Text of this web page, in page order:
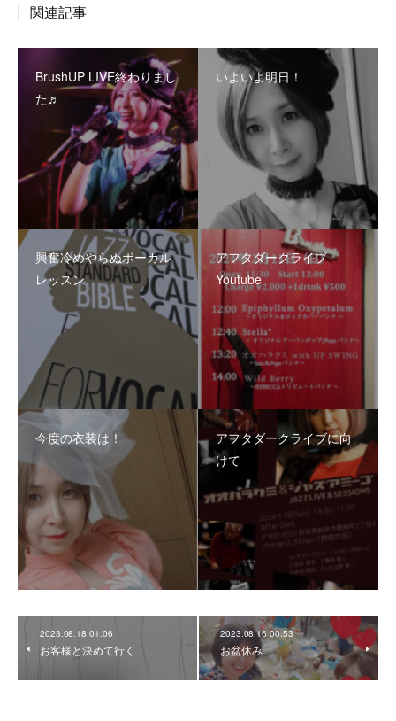
関連記事
BrushUP LIVE終わりまし
た♬
いよいよ明日！
興奮冷めやらぬボーカル
レッスン
アフタダークライブ
Youtube
今度の衣装は！
アフタダークライブに向
けて
2023.08.18 01:06
お客様と決めて行く
2023.08.16 00:53
お盆休み